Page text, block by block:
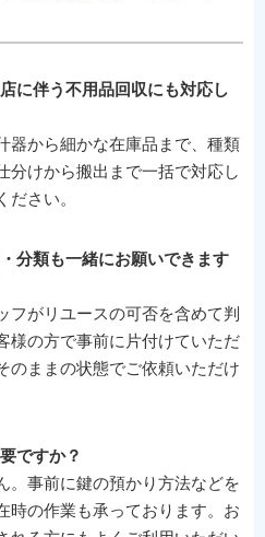
に伴う不用品回収にも対応し
器から細かな在庫品まで、種類
分けから搬出まで一括で対応し
ださい。
分類も一緒にお願いできます
フがリユースの可否を含めて判
様の方で事前に片付けていただ
のままの状態でご依頼いただけ
ですか？
。事前に鍵の預かり方法などを
時の作業も承っております。お